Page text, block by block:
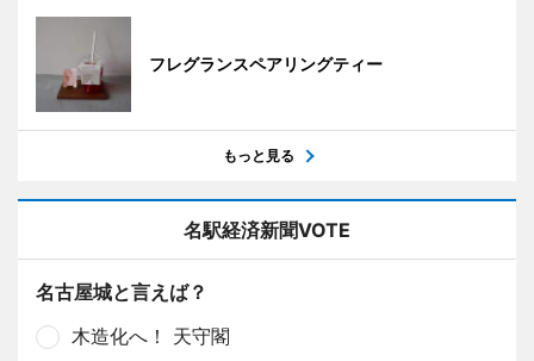
フレグランスペアリングティー
もっと見る
名駅経済新聞VOTE
名古屋城と言えば？
木造化へ！ 天守閣